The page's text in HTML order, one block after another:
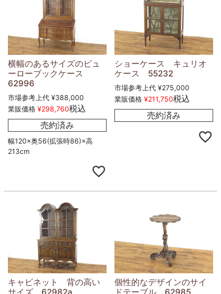
横幅のあるサイズのビュ
ーローブックケース
62996
市場参考上代 ¥388,000
業販価格 ¥298,760税込
売約済み
幅120×奥56(拡張時86)×高
213cm
ショーケース キュリオ
ケース 55232
市場参考上代 ¥275,000
業販価格 ¥211,750税込
売約済み
キャビネット 背の高い
サイズ 62982a
個性的なデザインのサイ
ドテーブル 62985